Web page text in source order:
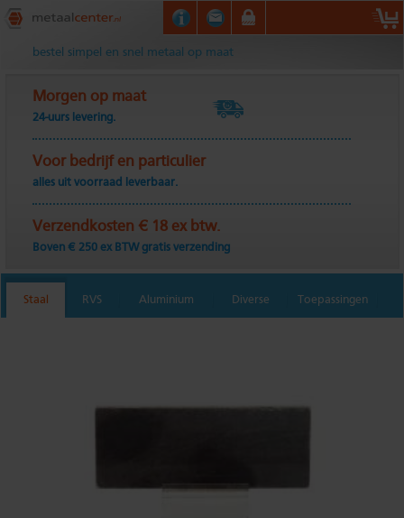
Metaalcenter.nl
bestel simpel en snel metaal op maat
Morgen op maat
24-uurs levering.
Voor bedrijf en particulier
alles uit voorraad leverbaar.
Verzendkosten € 18 ex btw.
Boven € 250 ex BTW gratis verzending
Staal RVS Aluminium Diverse Toepassingen